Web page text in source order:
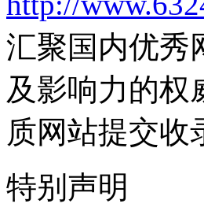
汇聚国内优秀
及影响力的权
质网站提交收
特别声明